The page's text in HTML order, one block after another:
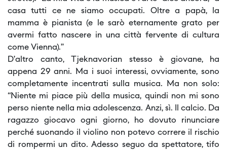
casa tutti ce ne siamo occupati. Oltre a papà, la
mamma è pianista (e le sarò eternamente grato per
avermi fatto nascere in una città fervente di cultura
come Vienna).”
D’altro canto, Tjeknavorian stesso è giovane, ha
appena 29 anni. Ma i suoi interessi, ovviamente, sono
completamente incentrati sulla musica. Ma non solo:
“Niente mi piace più della musica, quindi non mi sono
perso niente nella mia adolescenza. Anzi, sì. Il calcio. Da
ragazzo giocavo ogni giorno, ho dovuto rinunciare
perché suonando il violino non potevo correre il rischio
di rompermi un dito. Adesso seguo da spettatore, tifo